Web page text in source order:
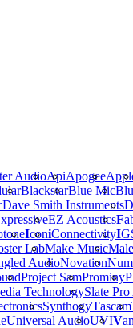
AudioApiApogee
BlackstarBlue Mic
Dave Smith Instruments
EZ AcousticsF
IconiConnectivityI
LabMake Music
AudioNovation
Project SamProminy
TechnologySlate
SynthogyTascam
Universal AudioUVIV